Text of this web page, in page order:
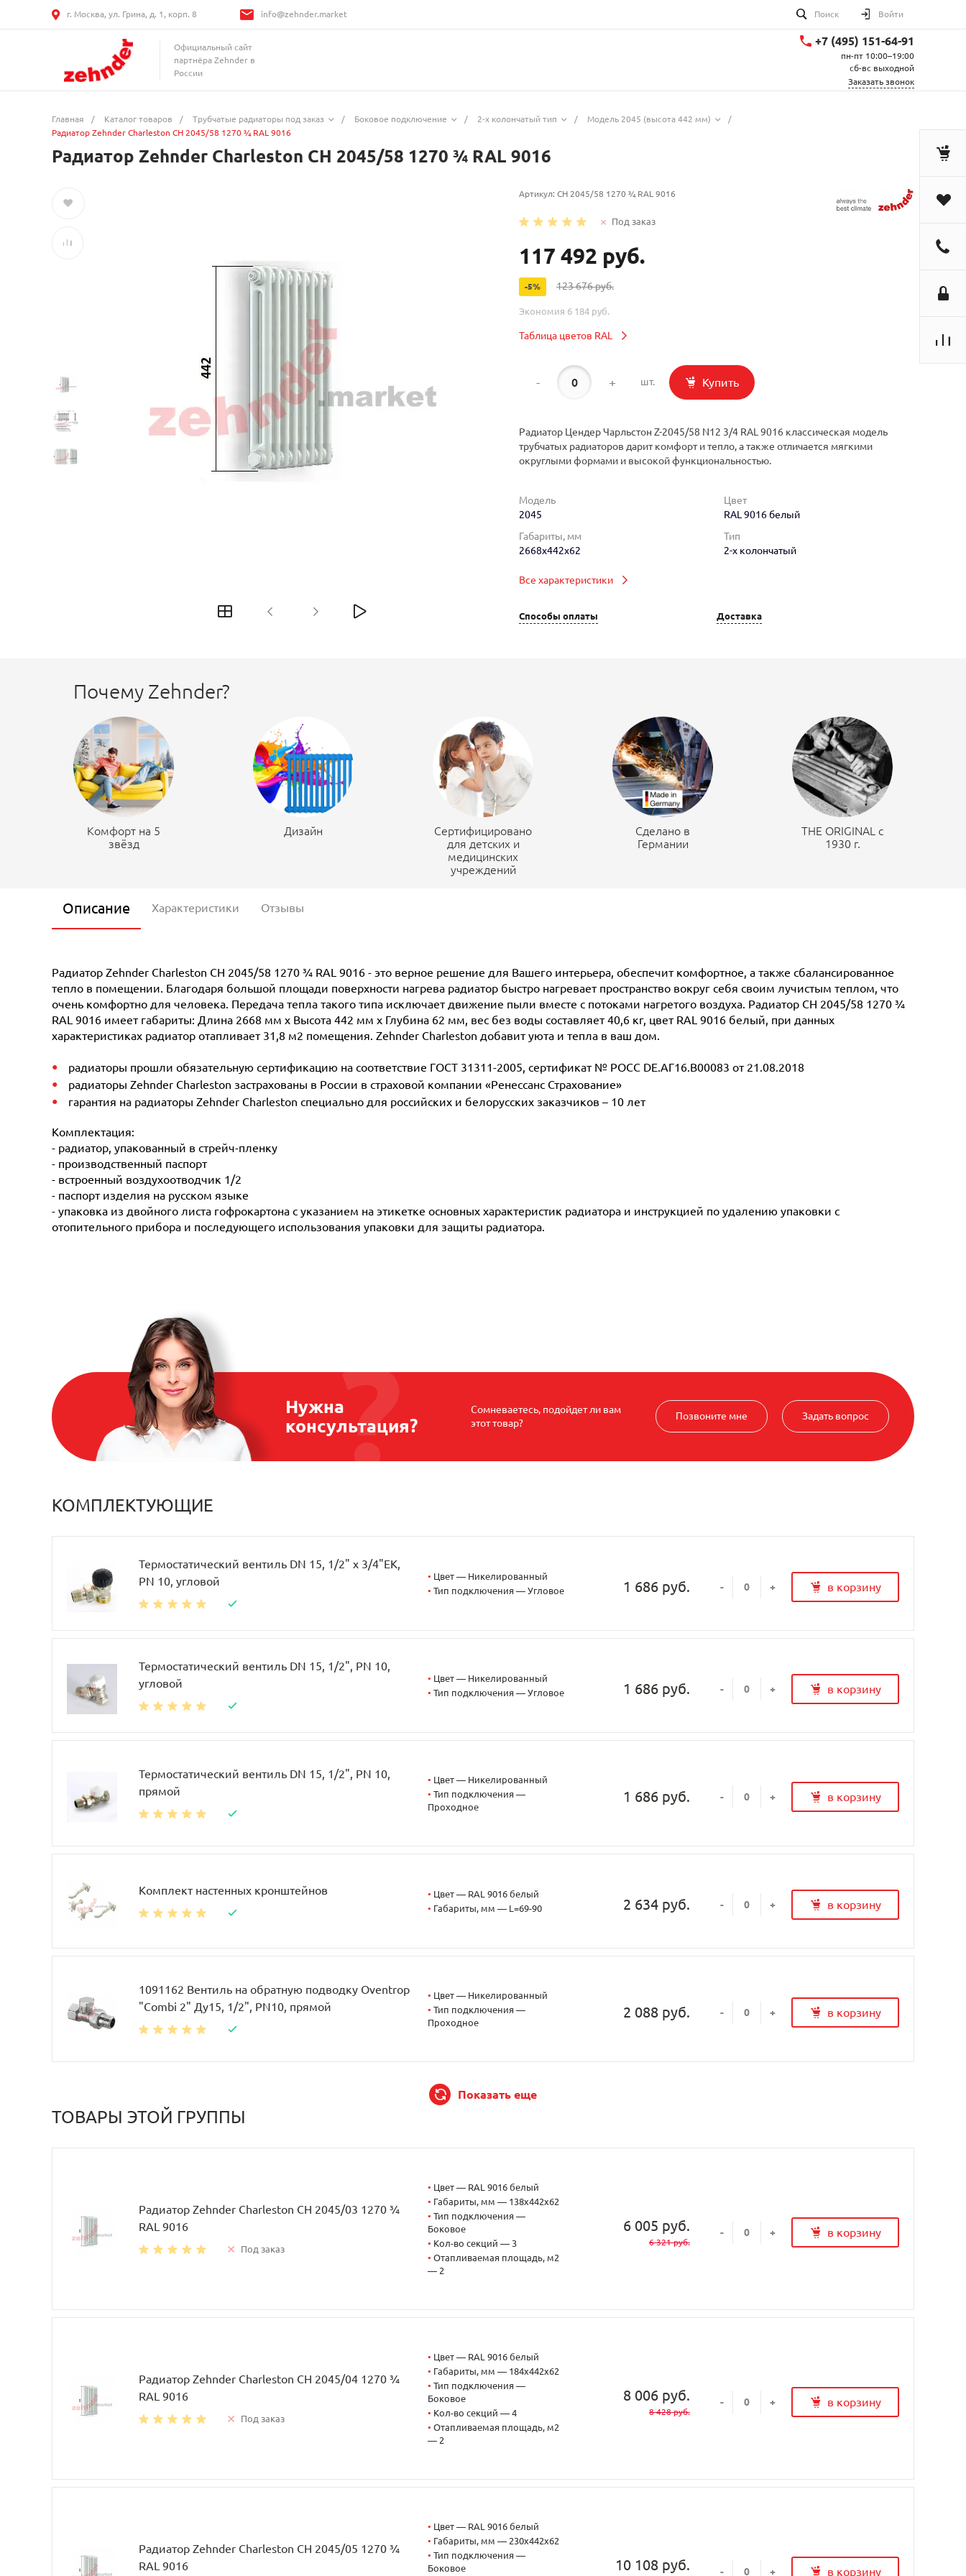
г. Москва, ул. Грина, д. 1, корп. 8 info@zehnder.market Поиск Войти
Официальный сайт
партнёра Zehnder в
России
+7 (495) 151-64-91
пн-пт 10:00–19:00
сб-вс выходной
Заказать звонок
Главная / Каталог товаров / Трубчатые радиаторы под заказ / Боковое подключение / 2-х колончатый тип / Модель 2045 (высота 442 мм)
/
Радиатор Zehnder Charleston CH 2045/58 1270 ¾ RAL 9016
Радиатор Zehnder Charleston CH 2045/58 1270 ¾ RAL 9016
Артикул: CH 2045/58 1270 ¾ RAL 9016
Под заказ
117 492 руб.
-5% 123 676 руб.
Экономия 6 184 руб.
Таблица цветов RAL
- + шт. Купить
Радиатор Цендер Чарльстон Z-2045/58 N12 3/4 RAL 9016 классическая модель
трубчатых радиаторов дарит комфорт и тепло, а также отличается мягкими
округлыми формами и высокой функциональностью.
Модель
2045
Цвет
RAL 9016 белый
Габариты, мм
2668x442x62
Тип
2-х колончатый
Все характеристики
Способы оплаты Доставка
Почему Zehnder?
Комфорт на 5
звёзд
Дизайн
Сертифицировано
для детских и
медицинских
учреждений
Сделано в
Германии
THE ORIGINAL c
1930 г.
Описание Характеристики Отзывы
Радиатор Zehnder Charleston CH 2045/58 1270 ¾ RAL 9016 - это верное решение для Вашего интерьера, обеспечит комфортное, а также сбалансированное
тепло в помещении. Благодаря большой площади поверхности нагрева радиатор быстро нагревает пространство вокруг себя своим лучистым теплом, что
очень комфортно для человека. Передача тепла такого типа исключает движение пыли вместе с потоками нагретого воздуха. Радиатор CH 2045/58 1270 ¾
RAL 9016 имеет габариты: Длина 2668 мм х Высота 442 мм х Глубина 62 мм, вес без воды составляет 40,6 кг, цвет RAL 9016 белый, при данных
характеристиках радиатор отапливает 31,8 м2 помещения. Zehnder Charleston добавит уюта и тепла в ваш дом.
радиаторы прошли обязательную сертификацию на соответствие ГОСТ 31311-2005, сертификат № POCC DE.АГ16.В00083 от 21.08.2018
радиаторы Zehnder Charleston застрахованы в России в страховой компании «Ренессанс Страхование»
гарантия на радиаторы Zehnder Charleston специально для российских и белорусских заказчиков – 10 лет
Комплектация:
- радиатор, упакованный в стрейч-пленку
- производственный паспорт
- встроенный воздухоотводчик 1/2
- паспорт изделия на русском языке
- упаковка из двойного листа гофрокартона с указанием на этикетке основных характеристик радиатора и инструкцией по удалению упаковки с
отопительного прибора и последующего использования упаковки для защиты радиатора.
Нужна
консультация?
Сомневаетесь, подойдет ли вам
этот товар?
Позвоните мне Задать вопрос
КОМПЛЕКТУЮЩИЕ
Термостатический вентиль DN 15, 1/2" х 3/4"EK,
PN 10, угловой
• Цвет — Никелированный
• Тип подключения — Угловое 1 686 руб. - + в корзину
Термостатический вентиль DN 15, 1/2", PN 10,
угловой
• Цвет — Никелированный
• Тип подключения — Угловое 1 686 руб. - + в корзину
Термостатический вентиль DN 15, 1/2", PN 10,
прямой
• Цвет — Никелированный
• Тип подключения —
Проходное
1 686 руб. - + в корзину
Комплект настенных кронштейнов • Цвет — RAL 9016 белый
• Габариты, мм — L=69-90 2 634 руб. - + в корзину
1091162 Вентиль на обратную подводку Oventrop
"Combi 2" Ду15, 1/2", PN10, прямой
• Цвет — Никелированный
• Тип подключения —
Проходное
2 088 руб. - + в корзину
Показать еще
ТОВАРЫ ЭТОЙ ГРУППЫ
Радиатор Zehnder Charleston CH 2045/03 1270 ¾
RAL 9016
Под заказ
• Цвет — RAL 9016 белый
• Габариты, мм — 138x442x62
• Тип подключения —
Боковое
• Кол-во секций — 3
• Отапливаемая площадь, м2
— 2
6 005 руб.
6 321 руб.
- + в корзину
Радиатор Zehnder Charleston CH 2045/04 1270 ¾
RAL 9016
Под заказ
• Цвет — RAL 9016 белый
• Габариты, мм — 184x442x62
• Тип подключения —
Боковое
• Кол-во секций — 4
• Отапливаемая площадь, м2
— 2
8 006 руб.
8 428 руб.
- + в корзину
Радиатор Zehnder Charleston CH 2045/05 1270 ¾
RAL 9016
• Цвет — RAL 9016 белый
• Габариты, мм — 230x442x62
• Тип подключения —
Боковое
10 108 руб. - + в корзину